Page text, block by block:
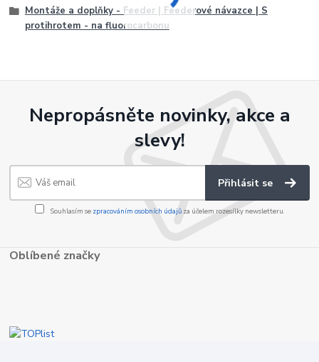
Montáže a doplňky - Feeder | Feederové návazce | S
protihrotem - na fluorocarbonu
Nepropásněte novinky, akce a
slevy!
Přihlásit se
Souhlasím se zpracováním osobních údajůza účelem rozesílky newsletteru.
Oblíbené značky